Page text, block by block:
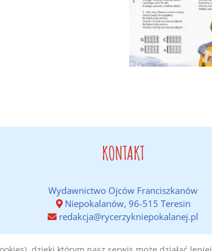
KONTAKT
Wydawnictwo Ojców Franciszkanów
Niepokalanów, 96-515 Teresin
redakcja@rycerzykniepokalanej.pl